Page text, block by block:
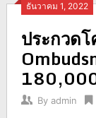
ธันวาคม 1, 2022
ประกวดโ
By admin